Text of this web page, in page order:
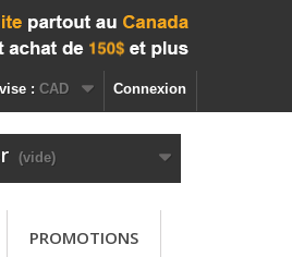
Connexion
: CAD
(vide)
PROMOTIONS